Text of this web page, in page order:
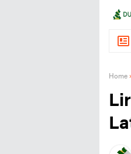
Home ›